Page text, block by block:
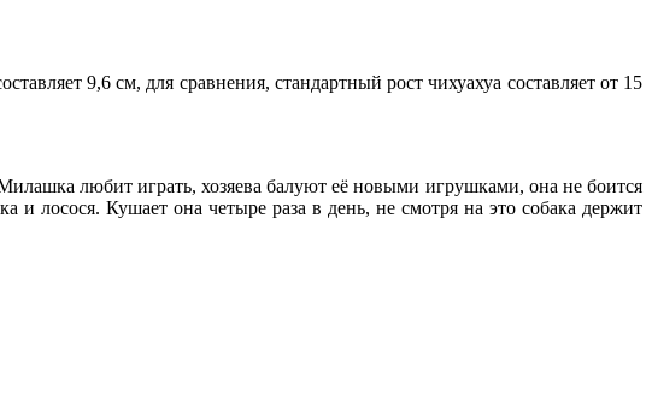
9,6 см, для сравнения, стандартный рост чихуахуа составляет от 15
любит играть, хозяева балуют её новыми игрушками, она не боится
лосося. Кушает она четыре раза в день, не смотря на это собака держит